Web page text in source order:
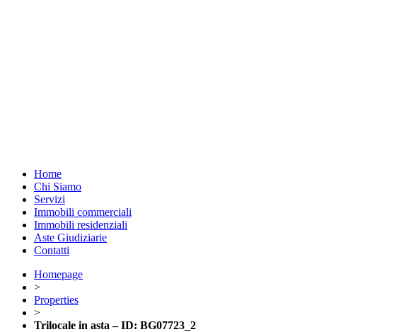
Home
Chi Siamo
Servizi
Immobili commerciali
Immobili residenziali
Aste Giudiziarie
Contatti
Homepage
>
Properties
>
Trilocale in asta – ID: BG07723_2